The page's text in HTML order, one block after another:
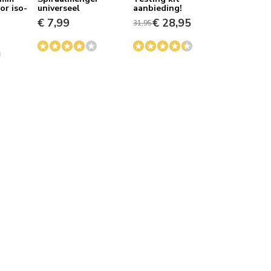
iso- universeel
€ 7,99
aanbieding!
31,95€ 28,95